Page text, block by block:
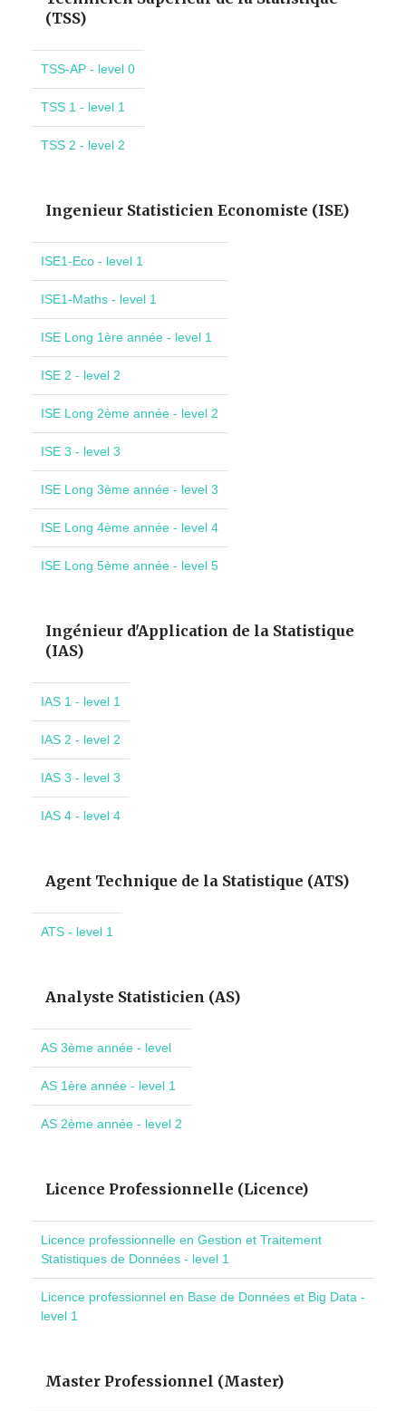
(TSS)
TSS-AP - level 0
TSS 1 - level 1
TSS 2 - level 2
Ingenieur Statisticien Economiste (ISE)
ISE1-Eco - level 1
ISE1-Maths - level 1
ISE Long 1ère année - level 1
ISE 2 - level 2
ISE Long 2ème année - level 2
ISE 3 - level 3
ISE Long 3ème année - level 3
ISE Long 4ème année - level 4
ISE Long 5ème année - level 5
Ingénieur d'Application de la Statistique
(IAS)
IAS 1 - level 1
IAS 2 - level 2
IAS 3 - level 3
IAS 4 - level 4
Agent Technique de la Statistique (ATS)
ATS - level 1
Analyste Statisticien (AS)
AS 3ème année - level
AS 1ère année - level 1
AS 2ème année - level 2
Licence Professionnelle (Licence)
Licence professionnelle en Gestion et Traitement
Statistiques de Données - level 1
Licence professionnel en Base de Données et Big Data -
level 1
Master Professionnel (Master)